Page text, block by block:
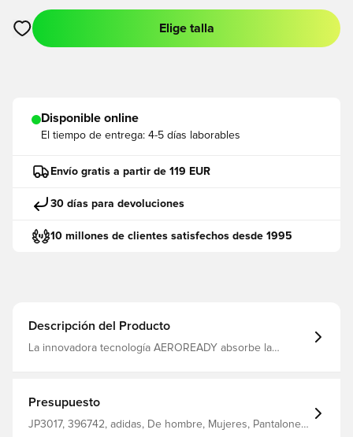
Abre un modal para iniciar sesión o registrarse como miembro
Elige talla
Disponible online
El tiempo de entrega: 4-5 días laborables
Envío gratis a partir de 119 EUR
30 días para devoluciones
10 millones de clientes satisfechos desde 1995
Descripción del Producto
La innovadora tecnología AEROREADY absorbe la
Presupuesto
JP3017, 396742, adidas, De hombre, Mujeres, Pantalones